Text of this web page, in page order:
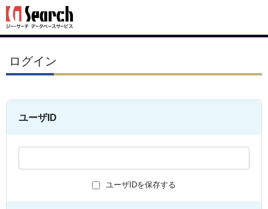
ログイン
ユーザID
ユーザIDを保存する